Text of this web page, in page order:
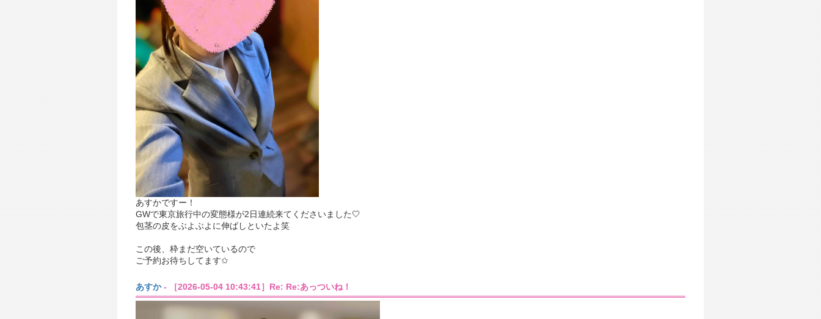
あすかですー！
GWで東京旅行中の変態様が2日連続来てくださいました🤍
包茎の皮をぶよぶよに伸ばしといたよ笑
この後、枠まだ空いているので
ご予約お待ちしてます✩︎
あすか- ［2026-05-04 10:43:41］Re: Re:あっついね！